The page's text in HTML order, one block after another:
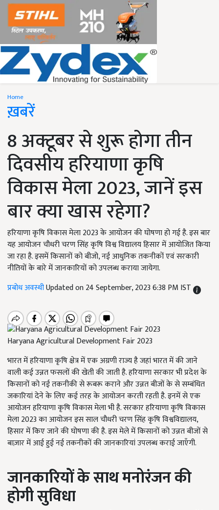
Home
ख़बरें
8 अक्टूबर से शुरू होगा तीन
दिवसीय हरियाणा कृषि
विकास मेला 2023, जानें इस
बार क्या खास रहेगा?
हरियाणा कृषि विकास मेला 2023 के आयोजन की घोषणा हो गई है. इस बार
यह आयोजन चौधरी चरण सिंह कृषि विश्व विद्यालय हिसार में आयोजित किया
जा रहा है. इसमें किसानों को बीजो, नई आधुनिक तकनीकों एवं सरकारी
नीतियों के बारे में जानकारियों को उपलब्ध कराया जायेगा.
प्रबोध अवस्थीUpdated on 24 September, 2023 6:38 PM IST
Haryana Agricultural Development Fair 2023
भारत में हरियाणा कृषि क्षेत्र में एक अग्रणी राज्य है जहां भारत में की जाने
वाली कई उन्नत फसलों की खेती की जाती है. हरियाणा सरकार भी प्रदेश के
किसानों को नई तकनीकी से रूबरू कराने और उन्नत बीजों के से सम्बंधित
जकारियां देने के लिए कई तरह के आयोजन करती रहती है. इनमें से एक
आयोजन हरियाणा कृषि विकास मेला भी है. सरकार हरियाणा कृषि विकास
मेला 2023 का आयोजन इस साल चौधरी चरण सिंह कृषि विश्वविद्यालय,
हिसार में किए जाने की घोषणा की है. इस मेले में किसानों को उन्नत बीजों से
बाज़ार में आई हुई नई तकनीकों की जानकारियां उपलब्ध कराई जाएँगी.
जानकारियों के साथ मनोरंजन की
होगी सुविधा